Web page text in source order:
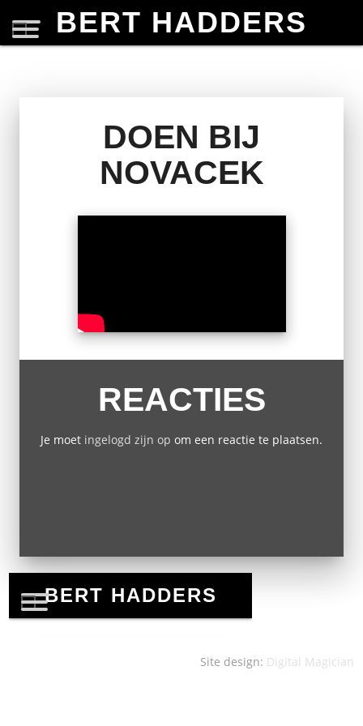
BERT HADDERS
DOEN BIJ
NOVACEK
REACTIES
Je moet ingelogd zijn op om een reactie te plaatsen.
Site design: Digital Magician